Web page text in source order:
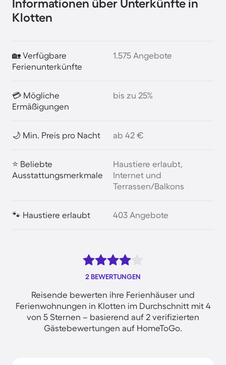
Informationen über Unterkünfte in
Klotten
🏡 Verfügbare
Ferienunterkünfte
1.575 Angebote
💳 Mögliche
Ermäßigungen
bis zu 25%
🌙 Min. Preis pro Nacht ab 42 €
⭐ Beliebte
Ausstattungsmerkmale
Haustiere erlaubt,
Internet und
Terrassen/Balkons
🐾 Haustiere erlaubt 403 Angebote
2 BEWERTUNGEN
Reisende bewerten ihre Ferienhäuser und
Ferienwohnungen in Klotten im Durchschnitt mit 4
von 5 Sternen – basierend auf 2 verifizierten
Gästebewertungen auf HomeToGo.